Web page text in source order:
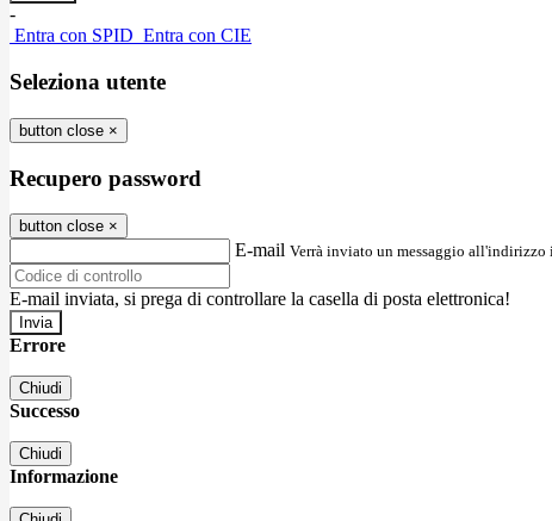
-
Entra con SPID Entra con CIE
Seleziona utente
button close ×
Recupero password
button close ×
E-mail Verrà inviato un messaggio
E-mail inviata, si prega di controllare la casella di posta elettronica!
Errore
Chiudi
Successo
Chiudi
Informazione